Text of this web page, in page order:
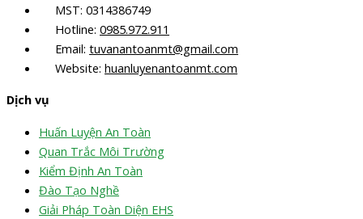
MST: 0314386749
Hotline: 0985.972.911
Email: tuvanantoanmt@gmail.com
Website: huanluyenantoanmt.com
Dịch vụ
Huấn Luyện An Toàn
Quan Trắc Môi Trường
Kiểm Định An Toàn
Đào Tạo Nghề
Giải Pháp Toàn Diện EHS